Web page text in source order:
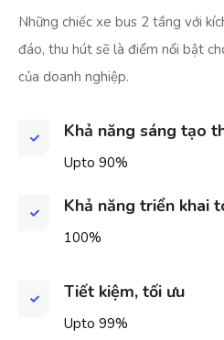
Những chiếc xe bus 2 tầng với
đáo, thu hút sẽ là điểm nổi bật
của doanh nghiệp.
Khả năng sáng tạo
Upto 90%
Khả năng triển khai
100%
Tiết kiệm, tối ưu
Upto 99%